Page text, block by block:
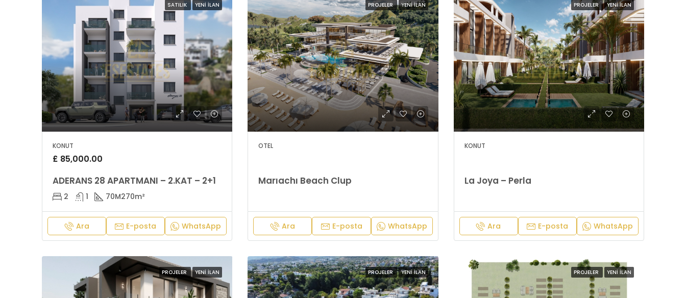
SATILIK YENI İLAN
KONUT
£ 85,000.00
ADERANS 28 APARTMANI – 2.KAT – 2+1
2 1 70M270m²
Ara E-posta WhatsApp
PROJELER YENI İLAN
OTEL
Marıachı Beach Clup
Ara E-posta WhatsApp
PROJELER YENI İLAN
KONUT
La Joya – Perla
Ara E-posta WhatsApp
PROJELER YENI İLAN PROJELER YENI İLAN PROJELER YENI İLAN